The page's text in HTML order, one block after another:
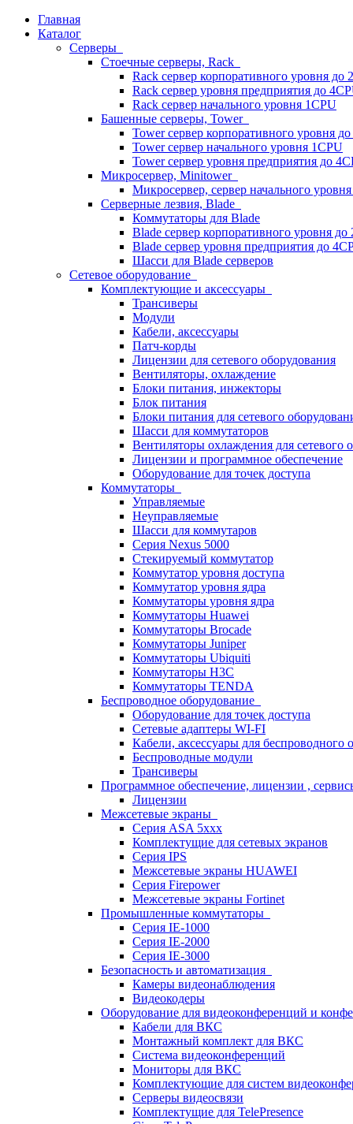
Главная
Каталог
Серверы
Стоечные серверы, Rack
Rack сервер корпоративного уровня до
Rack сервер уровня предприятия до
Rack сервер начального уровня 1CPU
Башенные серверы, Tower
Tower сервер корпоративного уровня
Tower сервер начального уровня 1CPU
Tower сервер уровня предприятия до
Микросервер, Minitower
Микросервер, сервер начального
Серверные лезвия, Blade
Коммутаторы для Blade
Blade сервер корпоративного уровня до
Blade сервер уровня предприятия до
Шасси для Blade серверов
Сетевое оборудование
Комплектующие и аксессуары
Трансиверы
Модули
Кабели, аксессуары
Патч-корды
Лицензии для сетевого оборудования
Вентиляторы, охлаждение
Блоки питания, инжекторы
Блок питания
Блоки питания для сетевого
Шасси для коммутаторов
Вентиляторы охлаждения для сетевого
Лицензии и программное обеспечение
Оборудование для точек доступа
Коммутаторы
Управляемые
Неуправляемые
Шасси для коммутаров
Серия Nexus 5000
Стекируемый коммутатор
Коммутатор уровня доступа
Коммутатор уровня ядра
Коммутаторы уровня ядра
Коммутаторы Huawei
Коммутаторы Brocade
Коммутаторы Juniper
Коммутаторы Ubiquiti
Коммутаторы H3C
Коммутаторы TENDA
Беспроводное оборудование
Оборудование для точек доступа
Сетевые адаптеры WI-FI
Кабели, аксессуары для беспроводного
Беспроводные модули
Трансиверы
Программное обеспечение, лицензии ,
Лицензии
Межсетевые экраны
Серия ASA 5xxx
Комплектущие для сетевых экранов
Серия IPS
Межсетевые экраны HUAWEI
Серия Firepower
Межсетевые экраны Fortinet
Промышленные коммутаторы
Серия IE-1000
Серия IE-2000
Серия IE-3000
Безопасность и автоматизация
Камеры видеонаблюдения
Видеокодеры
Оборудование для видеоконференций и
Кабели для ВКС
Монтажный комплект для ВКС
Система видеоконференций
Мониторы для ВКС
Комплектующие для систем
Серверы видеосвязи
Комплектущие для TelePresence